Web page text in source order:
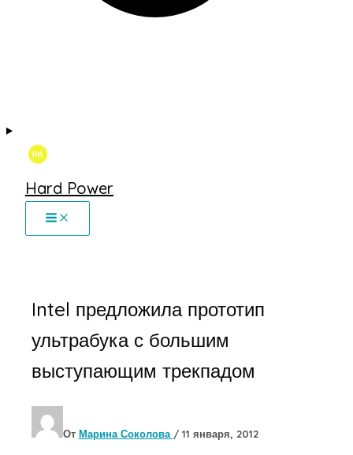
Hard Power
Intel предложила прототип
ультрабука с большим
выступающим трекпадом
От Марина Соколова / 11 января, 2012